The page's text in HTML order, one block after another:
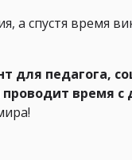
а спустя время
педагога,
проводит время с